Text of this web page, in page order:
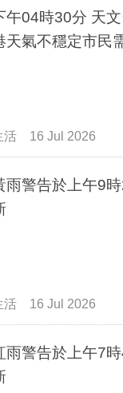
午04時30分 天
天氣不穩定市民
活 16 Jul 2026
雨警告於上午9
活 16 Jul 2026
雨警告於上午7